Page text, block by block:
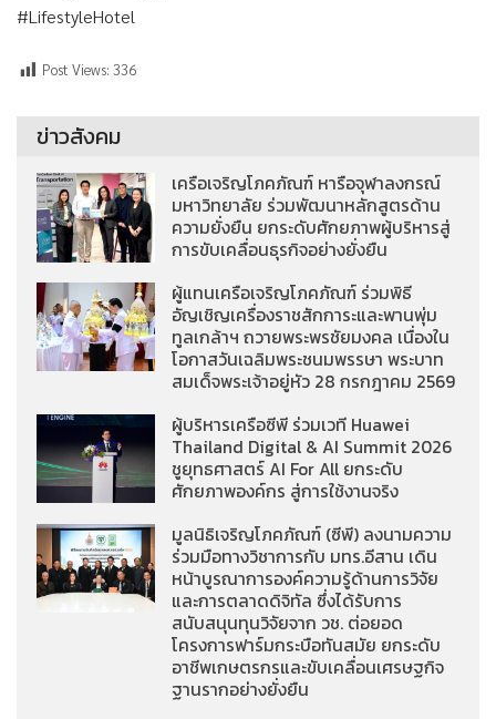
#LifestyleHotel
Post Views: 336
ข่าวสังคม
เครือเจริญโภคภัณฑ์ หารือจุฬาลงกรณ์
มหาวิทยาลัย ร่วมพัฒนาหลักสูตรด้าน
ความยั่งยืน ยกระดับศักยภาพผู้บริหารสู่
การขับเคลื่อนธุรกิจอย่างยั่งยืน
ผู้แทนเครือเจริญโภคภัณฑ์ ร่วมพิธี
อัญเชิญเครื่องราชสักการะและพานพุ่ม
ทูลเกล้าฯ ถวายพระพรชัยมงคล เนื่องใน
โอกาสวันเฉลิมพระชนมพรรษา พระบาท
สมเด็จพระเจ้าอยู่หัว 28 กรกฎาคม 2569
ผู้บริหารเครือซีพี ร่วมเวที Huawei
Thailand Digital & AI Summit 2026
ชูยุทธศาสตร์ AI For All ยกระดับ
ศักยภาพองค์กร สู่การใช้งานจริง
มูลนิธิเจริญโภคภัณฑ์ (ซีพี) ลงนามความ
ร่วมมือทางวิชาการกับ มทร.อีสาน เดิน
หน้าบูรณาการองค์ความรู้ด้านการวิจัย
และการตลาดดิจิทัล ซึ่งได้รับการ
สนับสนุนทุนวิจัยจาก วช. ต่อยอด
โครงการฟาร์มกระบือทันสมัย ยกระดับ
อาชีพเกษตรกรและขับเคลื่อนเศรษฐกิจ
ฐานรากอย่างยั่งยืน